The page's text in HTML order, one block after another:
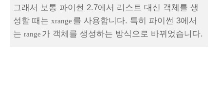
그래서 보통 파이썬 2.7에서 리스트 대신 객체를 생
성할 때는 xrange 를 사용합니다. 특히 파이썬 3에서
는 range 가 객체를 생성하는 방식으로 바뀌었습니다.